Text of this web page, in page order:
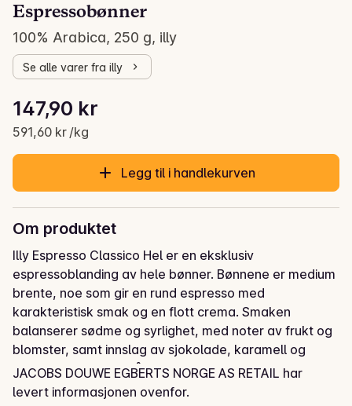
Espressobønner
100% Arabica, 250 g, illy
Se alle varer fra illy
Gjeldende pris er: 147,90 kr
147,90 kr
591,60 kr /kg
Stykkpris: 591,60 kr /kg
Legg til i handlekurven
Om produktet
Illy Espresso Classico Hel er en eksklusiv
espressoblanding av hele bønner. Bønnene er medium
brente, noe som gir en rund espresso med
karakteristisk smak og en flott crema. Smaken
balanserer sødme og syrlighet, med noter av frukt og
blomster, samt innslag av sjokolade, karamell og
honning. Kaffen består av 100 % Arabica-bønner fra
det anerkjente merket illy, og representerer espresso
JACOBS DOUWE EGBERTS NORGE AS RETAIL har
levert informasjonen ovenfor.